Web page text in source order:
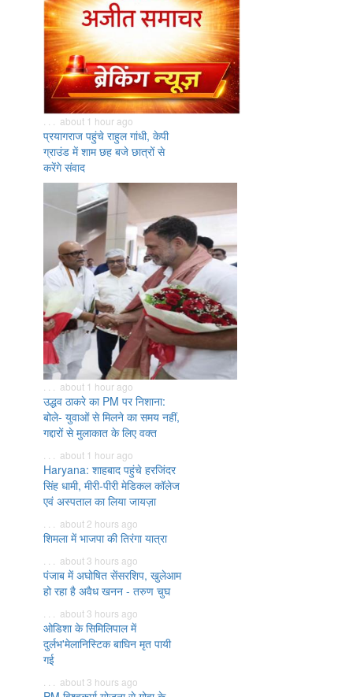
. . . about 1 hour ago
प्रयागराज पहुंचे राहुल गांधी, केपी
ग्राउंड में शाम छह बजे छात्रों से
करेंगे संवाद
. . . about 1 hour ago
उद्धव ठाकरे का PM पर निशाना:
बोले- युवाओं से मिलने का समय नहीं,
गद्दारों से मुलाकात के लिए वक्त
. . . about 1 hour ago
Haryana: शाहबाद पहुंचे हरजिंदर
सिंह धामी, मीरी-पीरी मेडिकल कॉलेज
एवं अस्पताल का लिया जायज़ा
. . . about 2 hours ago
शिमला में भाजपा की तिरंगा यात्रा
. . . about 3 hours ago
पंजाब में अघोषित सेंसरशिप, खुलेआम
हो रहा है अवैध खनन - तरुण चुघ
. . . about 3 hours ago
ओडिशा के सिमिलिपाल में
दुर्लभ'मेलानिस्टिक बाघिन मृत पायी
गई
. . . about 3 hours ago